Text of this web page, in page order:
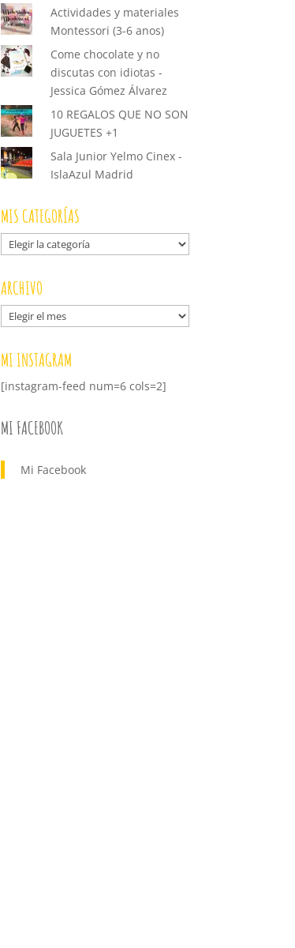
Actividades y materiales
Montessori (3-6 anos)
Come chocolate y no
discutas con idiotas -
Jessica Gómez Álvarez
10 REGALOS QUE NO SON
JUGUETES +1
Sala Junior Yelmo Cinex -
IslaAzul Madrid
MIS CATEGORÍAS
Mis
categorías
ARCHIVO
Archivo
MI INSTAGRAM
[instagram-feed num=6 cols=2]
MI FACEBOOK
Mi Facebook